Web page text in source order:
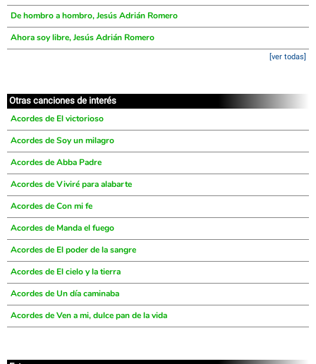
De hombro a hombro, Jesús Adrián Romero
Ahora soy libre, Jesús Adrián Romero
[ver todas]
Otras canciones de interés
Acordes de El victorioso
Acordes de Soy un milagro
Acordes de Abba Padre
Acordes de Viviré para alabarte
Acordes de Con mi fe
Acordes de Manda el fuego
Acordes de El poder de la sangre
Acordes de El cielo y la tierra
Acordes de Un día caminaba
Acordes de Ven a mi, dulce pan de la vida